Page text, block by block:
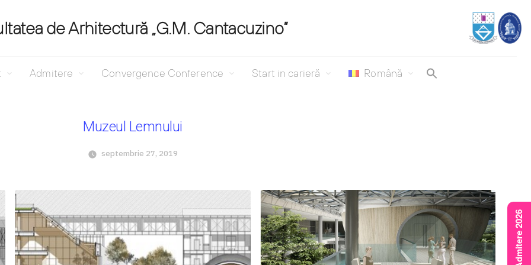
de Arhitectură „G.M. Cantacuzino”
Admitere Convergence Conference Start in carieră Română
Muzeul Lemnului
septembrie 27, 2019